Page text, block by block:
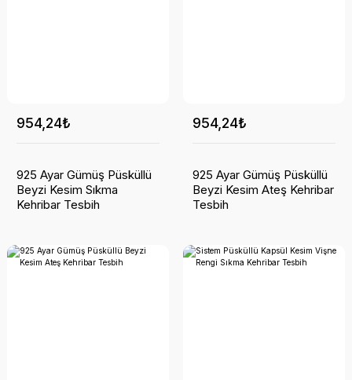
954,24₺
925 Ayar Gümüş Püsküllü
Beyzi Kesim Sıkma
Kehribar Tesbih
954,24₺
925 Ayar Gümüş Püsküllü
Beyzi Kesim Ateş Kehribar
Tesbih